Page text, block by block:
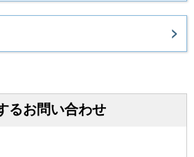
るお問い合わせ